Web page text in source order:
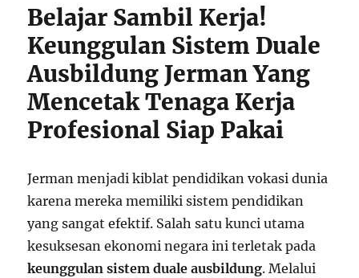
Belajar Sambil Kerja!
Keunggulan Sistem Duale
Ausbildung Jerman Yang
Mencetak Tenaga Kerja
Profesional Siap Pakai
Jerman menjadi kiblat pendidikan vokasi dunia
karena mereka memiliki sistem pendidikan
yang sangat efektif. Salah satu kunci utama
kesuksesan ekonomi negara ini terletak pada
keunggulan sistem duale ausbildung. Melalui